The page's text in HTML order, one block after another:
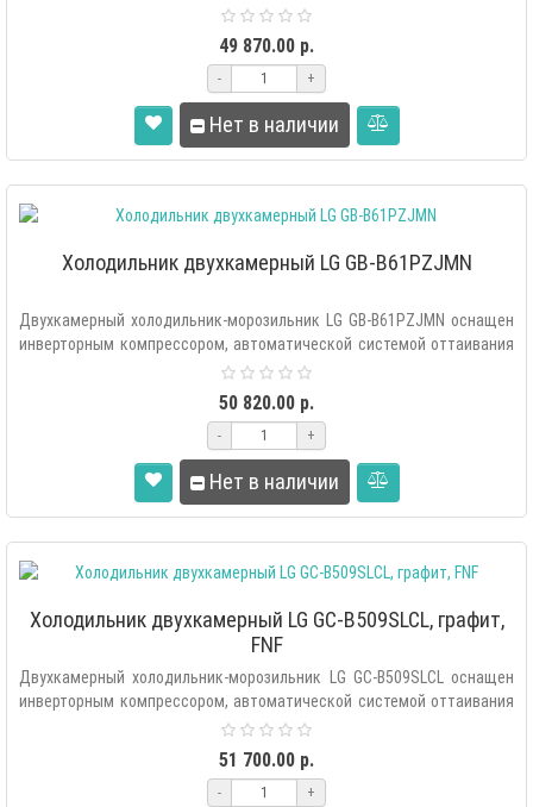
49 870.00 р.
- +
Нет в наличии
Холодильник двухкамерный LG GB-B61PZJMN
Двухкамерный холодильник-морозильник LG GB-B61PZJMN оснащен
инверторным компрессором, автоматической системой оттаивания
50 820.00 р.
- +
Нет в наличии
Холодильник двухкамерный LG GC-B509SLCL, графит,
FNF
Двухкамерный холодильник-морозильник LG GC-B509SLCL оснащен
инверторным компрессором, автоматической системой оттаивания
51 700.00 р.
- +